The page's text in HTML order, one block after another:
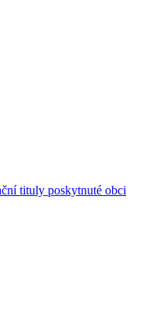
tituly poskytnuté obci